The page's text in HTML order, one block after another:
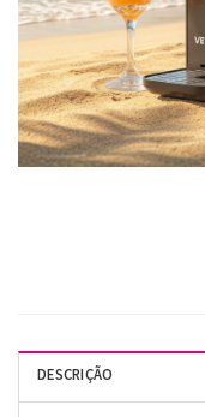
DESCRIÇÃO